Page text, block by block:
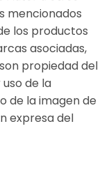
mencionados
los productos
asociadas,
propiedad del
de la
de la imagen de
expresa del